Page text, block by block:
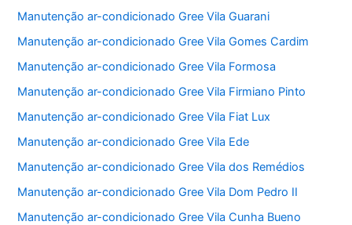
Manutenção ar-condicionado Gree Vila Guarani
Manutenção ar-condicionado Gree Vila Gomes Cardim
Manutenção ar-condicionado Gree Vila Formosa
Manutenção ar-condicionado Gree Vila Firmiano Pinto
Manutenção ar-condicionado Gree Vila Fiat Lux
Manutenção ar-condicionado Gree Vila Ede
Manutenção ar-condicionado Gree Vila dos Remédios
Manutenção ar-condicionado Gree Vila Dom Pedro II
Manutenção ar-condicionado Gree Vila Cunha Bueno